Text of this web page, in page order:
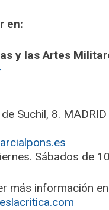
en:
y las Artes
Suchil, 8.
Sábados de
más información en